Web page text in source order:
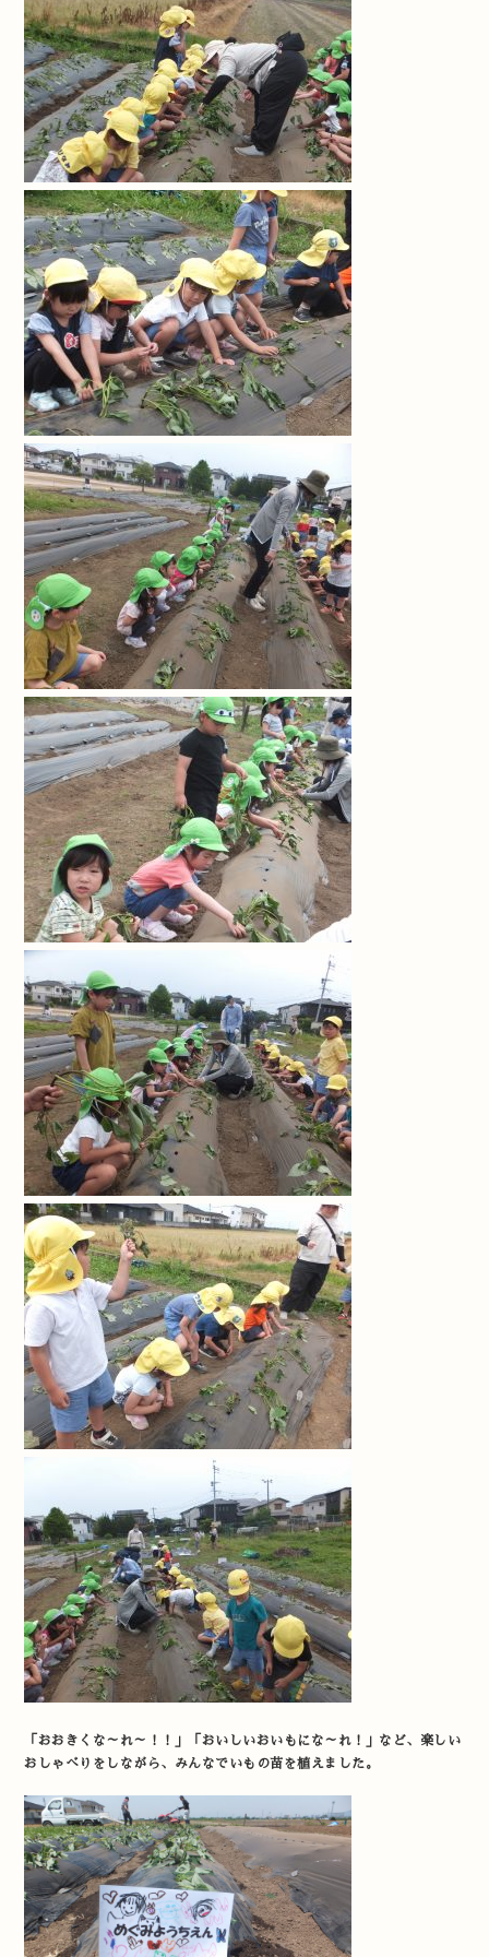
「おおきくな～れ～！！」「おいしいおいもにな～れ！」など、楽しい
おしゃべりをしながら、みんなでいもの苗を植えました。